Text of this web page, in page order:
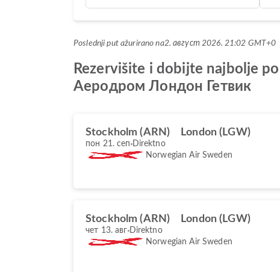
Poslednji put ažurirano na2. август 2026. 21:02 GMT+0
Rezervišite i dobijte najbolje
Аеродром Лондон Гетвик
Stockholm (ARN) London (LGW)
пон 21. сеп Direktno
Norwegian Air Sweden
Stockholm (ARN) London (LGW)
чет 13. авг Direktno
Norwegian Air Sweden